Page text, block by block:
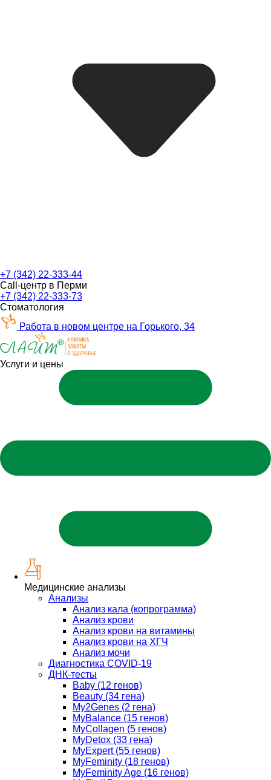
+7 (342) 22-333-44
Call-центр в Перми
+7 (342) 22-333-73
Стоматология
Работа в новом центре на Горького, 34
Услуги и цены
Медицинские анализы
Анализы
Анализ кала (копрограмма)
Анализ крови
Анализ крови на витамины
Анализ крови на ХГЧ
Анализ мочи
Диагностика COVID-19
ДНК-тесты
Baby (12 генов)
Beauty (34 гена)
My2Genes (2 гена)
MyBalance (15 генов)
MyCollagen (5 генов)
MyDetox (33 гена)
MyExpert (55 генов)
MyFeminity (18 генов)
MyFeminity Age (16 генов)